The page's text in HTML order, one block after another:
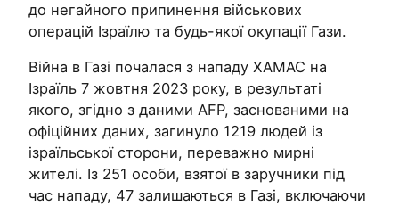
до негайного припинення військових
операцій Ізраїлю та будь-якої окупації Гази.
Війна в Газі почалася з нападу ХАМАС на
Ізраїль 7 жовтня 2023 року, в результаті
якого, згідно з даними AFP, заснованими на
офіційних даних, загинуло 1219 людей із
ізраїльської сторони, переважно мирні
жителі. Із 251 особи, взятої в заручники під
час нападу, 47 залишаються в Газі, включаючи